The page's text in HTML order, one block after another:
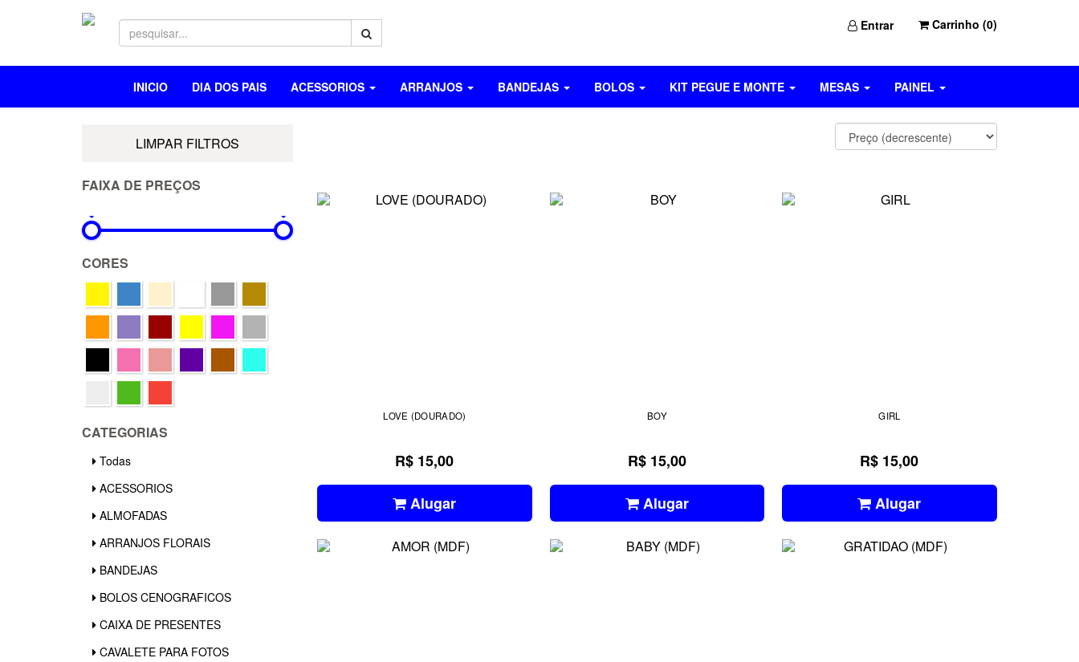
Entrar Carrinho (0)
INICIO DIA DOS PAIS ACESSORIOS ARRANJOS BANDEJAS BOLOS KIT PEGUE E MONTE MESAS PAINEL
LIMPAR FILTROS
FAIXA DE PREÇOS
CORES
CATEGORIAS
Todas
ACESSORIOS
ALMOFADAS
ARRANJOS FLORAIS
BANDEJAS
BOLOS CENOGRAFICOS
CAIXA DE PRESENTES
CAVALETE PARA FOTOS
LOVE (DOURADO)
R$ 15,00
Alugar
BOY
R$ 15,00
Alugar
GIRL
R$ 15,00
Alugar